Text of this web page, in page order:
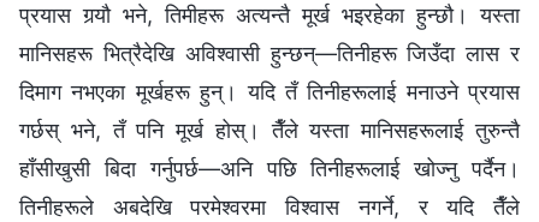
प्रयास गर्‍यौ भने, तिमीहरू अत्यन्तै मूर्ख भइरहेका हुन्छौ। यस्ता
मानिसहरू भित्रैदेखि अविश्‍वासी हुन्छन्—तिनीहरू जिउँदा लास र
दिमाग नभएका मूर्खहरू हुन्। यदि तँ तिनीहरूलाई मनाउने प्रयास
गर्छस् भने, तँ पनि मूर्ख होस्। तैँले यस्ता मानिसहरूलाई तुरुन्तै
हाँसीखुसी बिदा गर्नुपर्छ—अनि पछि तिनीहरूलाई खोज्नु पर्दैन।
तिनीहरूले अबदेखि परमेश्‍वरमा विश्‍वास नगर्ने, र यदि तैँले